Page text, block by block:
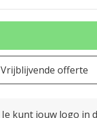
Vrijblijvende offerte
Je kunt jouw logo in